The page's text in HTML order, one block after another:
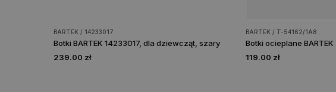
BARTEK / 14233017
Botki BARTEK 14233017, dla dziewcząt, szary
239.00 zł
BARTEK / T-54162/1A8
119.00 zł